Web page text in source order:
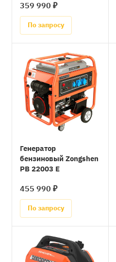
359 990 ₽
По запросу
Генератор
бензиновый Zongshen
PB 22003 E
455 990 ₽
По запросу